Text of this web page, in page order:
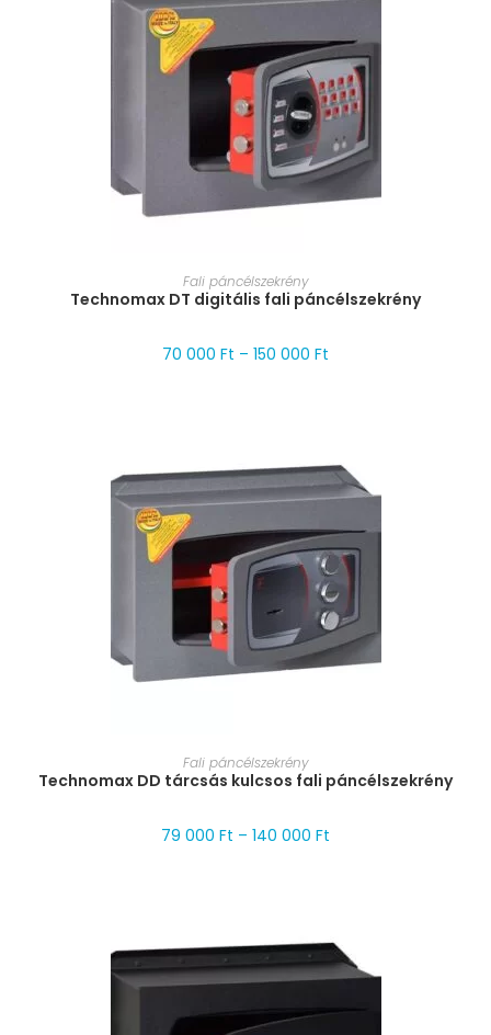
MÉRET VÁLASZTÁSA
Fali páncélszekrény
Technomax DT digitális fali páncélszekrény
70 000 Ft – 150 000 Ft
MÉRET VÁLASZTÁSA
Fali páncélszekrény
Technomax DD tárcsás kulcsos fali páncélszekrény
79 000 Ft – 140 000 Ft